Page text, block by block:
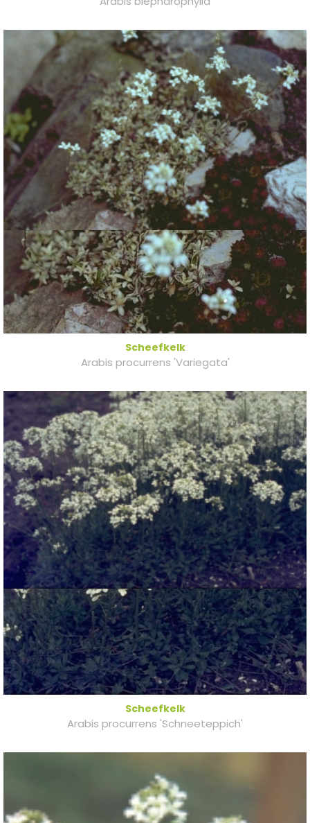
Scheefkelk
Arabis procurrens 'Variegata'
Scheefkelk
Arabis procurrens 'Schneeteppich'